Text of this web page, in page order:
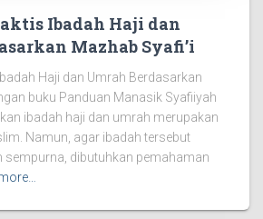
Ibadah Haji dan
Mazhab Syafi’i
Haji dan Umrah Berdasarkan
buku Panduan Manasik Syafiiyah
ibadah haji dan umrah merupakan
Namun, agar ibadah tersebut
sempurna, dibutuhkan pemahaman